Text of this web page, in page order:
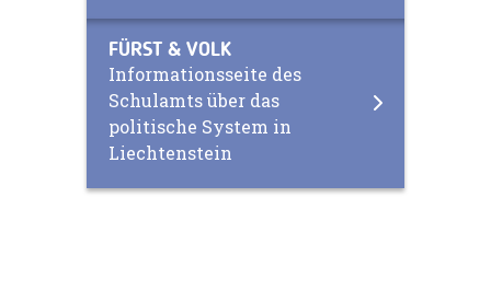
FÜRST & VOLK
Informationsseite des
Schulamts über das
politische System in
Liechtenstein